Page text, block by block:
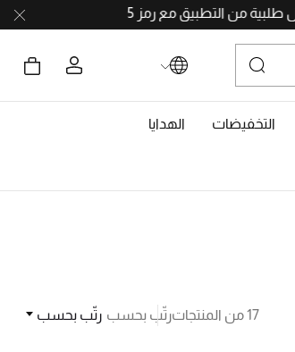
التخفيضات الهدايا
17 من المنتجات رتّب بحسب رتّب بحسب